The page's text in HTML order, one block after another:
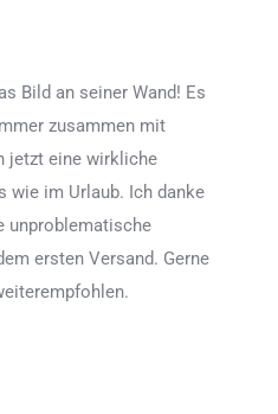
Bild an seiner Wand! Es
zusammen mit
jetzt eine wirkliche
wie im Urlaub. Ich danke
unproblematische
ersten Versand. Gerne